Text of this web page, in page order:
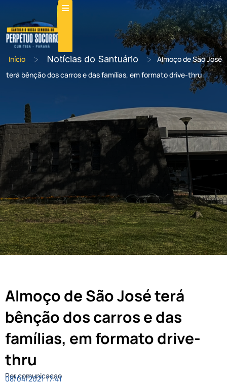
Início > Notícias do Santuário > Almoço de São José
terá bênção dos carros e das famílias, em formato drive-thru
Almoço de São José terá
bênção dos carros e das
famílias, em formato drive-
thru
Por comunicacao
08/04/2021 17:41